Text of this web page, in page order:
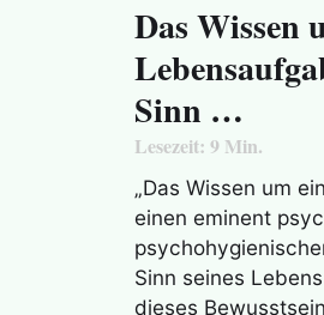
Das Wissen
Sinn …
Lesezeit: 9 Min.
„Das Wissen um
einen eminent
Sinn seines
dieses